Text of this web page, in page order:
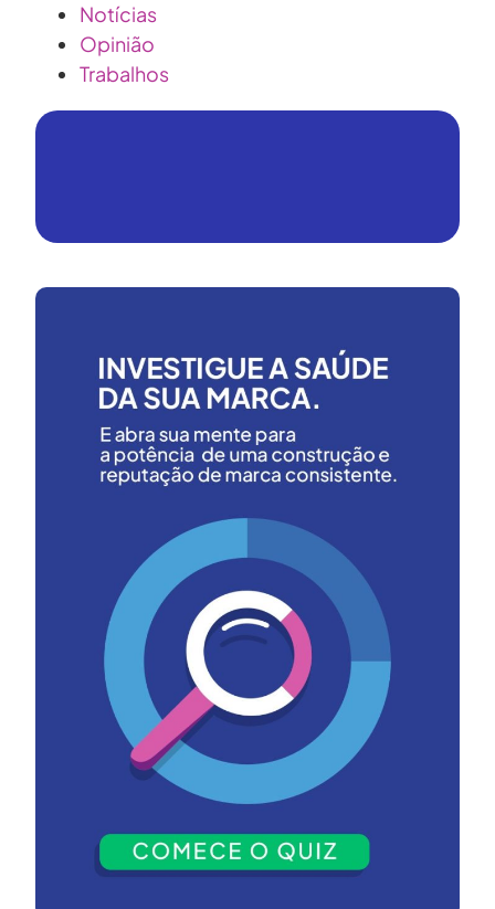
Notícias
Opinião
Trabalhos